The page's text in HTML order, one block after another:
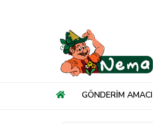
GÖNDERİM AMACI